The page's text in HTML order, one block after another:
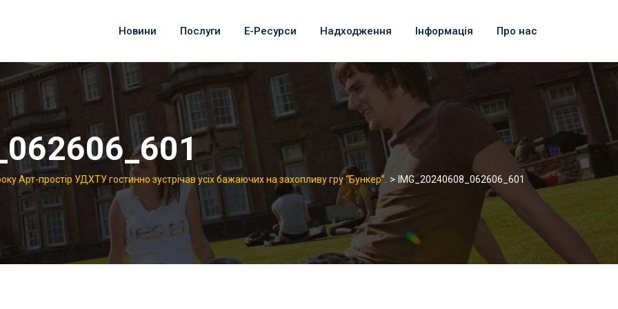
Новини Послуги Е-Ресурси Надходження Інформація Про нас
Арт-простір УДХТУ гостинно зустрічав усіх бажаючих на захопливу гру “Бункер”. > IMG_20240608_062606_601